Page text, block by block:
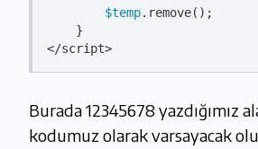
$temp.remove();
Burada 12345678 yazdığımız
kodumuz olarak varsayacak